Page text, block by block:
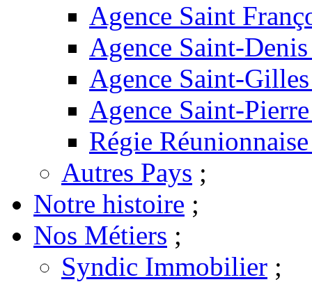
Agence Saint
Agence Saint-
Agence Saint-
Agence Saint-
Régie
Autres Pays ;
Notre histoire ;
Nos Métiers ;
Syndic Immobilier ;